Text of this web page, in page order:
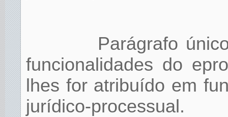
Parágrafo
funcionalidades do
lhes for atribuído em
jurídico-processual.